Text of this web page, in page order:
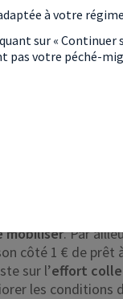
AUX
Le Maire pour
de ressources
mobiliser. Par
côté 1 € de prêt
sur l’effort
les conditions
à votre régime
sur « Continuer
pas votre péché-